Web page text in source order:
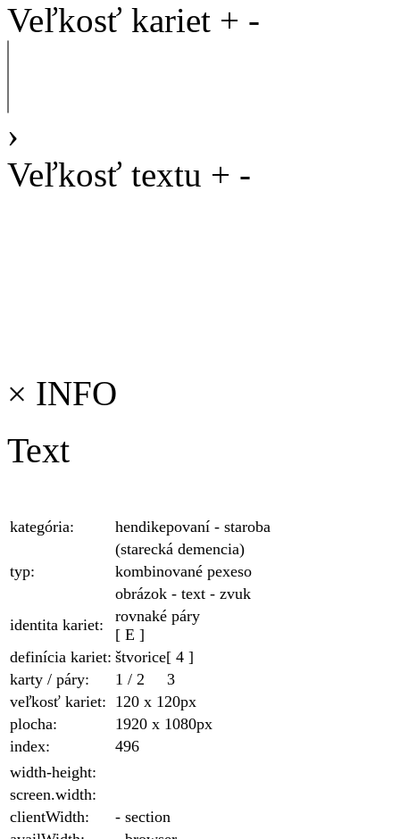
Veľkosť kariet + -
›
Veľkosť textu + -
× INFO
Text
kategória:
hendikepovaní - staroba
(starecká demencia)
typ:
kombinované pexeso
obrázok - text - zvuk
identita kariet:
rovnaké páry
[ E ]
definícia kariet: štvorice[ 4 ]
karty / páry:
1 / 2
3
veľkosť kariet: 120 x 120px
plocha: 1920 x 1080px
index:
496
width-height:
screen.width:
clientWidth:
- section